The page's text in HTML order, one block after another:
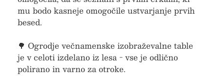
mu bodo kasneje omogočile ustvarjanje prvih
besed.
🌳 Ogrodje večnamenske izobraževalne table
je v celoti izdelano iz lesa - vse je odlično
polirano in varno za otroke.